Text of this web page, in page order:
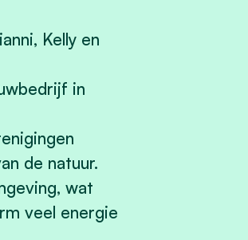
Kelly en
in
de natuur.
wat
veel energie